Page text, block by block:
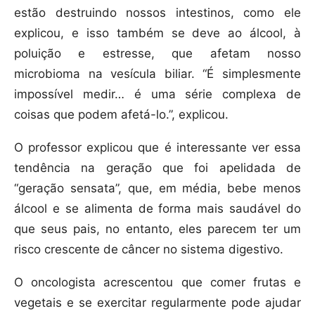
estão destruindo nossos intestinos, como ele
explicou, e isso também se deve ao álcool, à
poluição e estresse, que afetam nosso
microbioma na vesícula biliar. “É simplesmente
impossível medir… é uma série complexa de
coisas que podem afetá-lo.”, explicou.
O professor explicou que é interessante ver essa
tendência na geração que foi apelidada de
“geração sensata”, que, em média, bebe menos
álcool e se alimenta de forma mais saudável do
que seus pais, no entanto, eles parecem ter um
risco crescente de câncer no sistema digestivo.
O oncologista acrescentou que comer frutas e
vegetais e se exercitar regularmente pode ajudar